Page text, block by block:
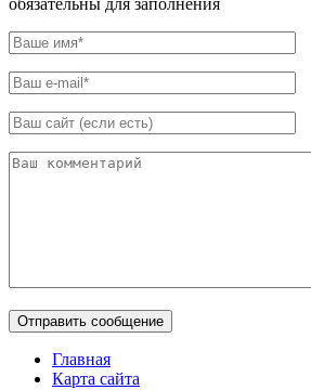
обязательны для заполнения
Главная
Карта сайта